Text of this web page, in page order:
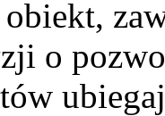
obiekt,
o